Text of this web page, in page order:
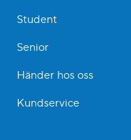
Student
Senior
Händer hos oss
Kundservice